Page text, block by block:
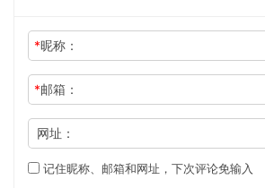
*昵称：
*邮箱：
网址：
记住昵称、邮箱和网址，下次评论免输入